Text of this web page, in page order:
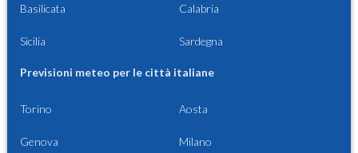
Basilicata Calabria
Sicilia Sardegna
Previsioni meteo per le città italiane
Torino Aosta
Genova Milano